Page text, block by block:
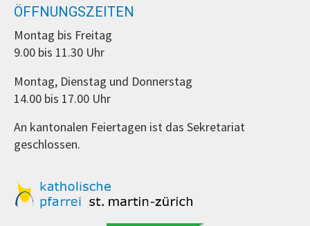
ÖFFNUNGSZEITEN
Montag bis Freitag
9.00 bis 11.30 Uhr
Montag, Dienstag und Donnerstag
14.00 bis 17.00 Uhr
An kantonalen Feiertagen ist das Sekretariat
geschlossen.